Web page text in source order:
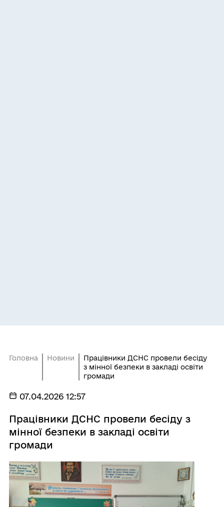
Головна Новини
Працівники ДСНС провели бесіду
з мінної безпеки в закладі освіти
громади
07.04.2026 12:57
Працівники ДСНС провели бесіду з
мінної безпеки в закладі освіти
громади